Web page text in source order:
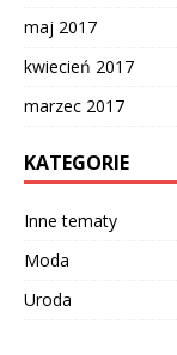
maj 2017
kwiecień 2017
marzec 2017
KATEGORIE
Inne tematy
Moda
Uroda